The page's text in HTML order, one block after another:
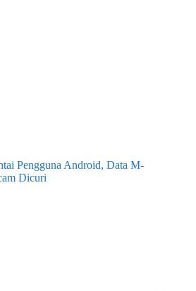
Pengguna Android, Data M-
Dicuri